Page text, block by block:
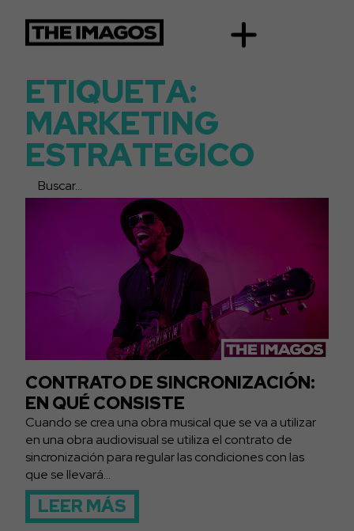
ETIQUETA:
MARKETING
ESTRATEGICO
CONTRATO DE SINCRONIZACIÓN:
EN QUÉ CONSISTE
Cuando se crea una obra musical que se va a utilizar
en una obra audiovisual se utiliza el contrato de
sincronización para regular las condiciones con las
que se llevará...
LEER MÁS